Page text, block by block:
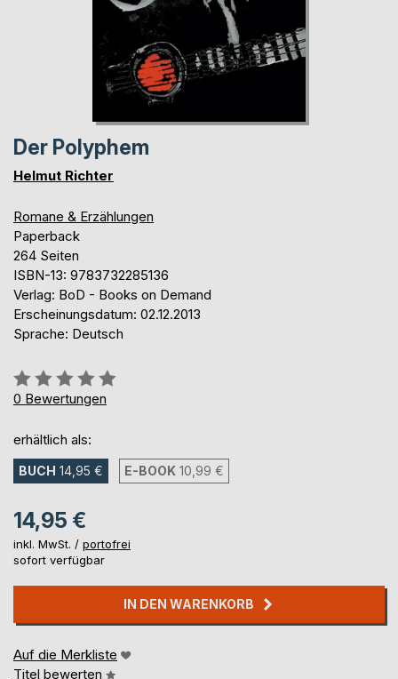
Der Polyphem
Helmut Richter
Romane & Erzählungen
Paperback
264 Seiten
ISBN-13: 9783732285136
Verlag: BoD - Books on Demand
Erscheinungsdatum: 02.12.2013
Sprache: Deutsch
Bewertung::
0%
0 Bewertungen
erhältlich als:
BUCH 14,95 € E-BOOK 10,99 €
14,95 €
inkl. MwSt. / portofrei
sofort verfügbar
IN DEN WARENKORB
Auf die Merkliste
Titel bewerten